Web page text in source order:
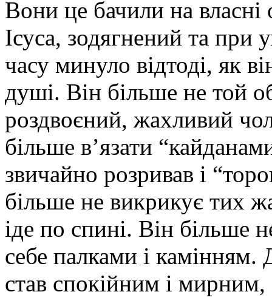
Вони це бачили на власні
Ісуса, зодягнений та при
часу минуло відтоді, як
душі. Він більше не той
роздвоєний, жахливий
більше в’язати
звичайно розривав і
більше не викрикує тих
іде по спині. Він більше
себе палками і
став спокійним і мирним,